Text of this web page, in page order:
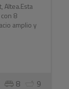
Altea.Esta
8
amplio y
8 9